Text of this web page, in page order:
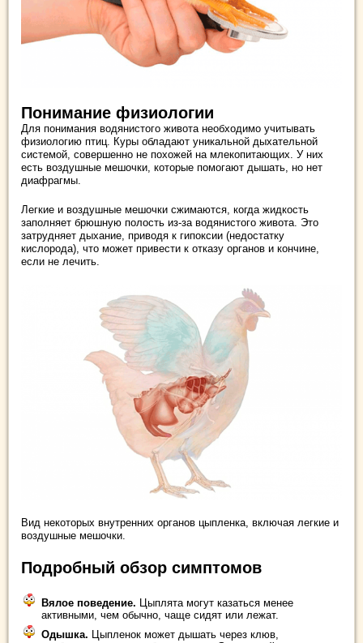
Понимание физиологии
Для понимания водянистого живота необходимо учитывать
физиологию птиц. Куры обладают уникальной дыхательной
системой, совершенно не похожей на млекопитающих. У них
есть воздушные мешочки, которые помогают дышать, но нет
диафрагмы.
Легкие и воздушные мешочки сжимаются, когда жидкость
заполняет брюшную полость из-за водянистого живота. Это
затрудняет дыхание, приводя к гипоксии (недостатку
кислорода), что может привести к отказу органов и кончине,
если не лечить.
Вид некоторых внутренних органов цыпленка, включая легкие и
воздушные мешочки.
Подробный обзор симптомов
Вялое поведение. Цыплята могут казаться менее
активными, чем обычно, чаще сидят или лежат.
Одышка. Цыпленок может дышать через клюв,